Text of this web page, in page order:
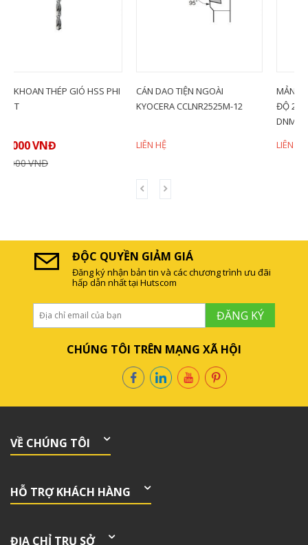
PHI
CÁN DAO TIỆN NGOÀI
KYOCERA CCLNR2525M-12
LIÊN HỆ
MẢNH DAO TIỆN HÌNH THOI 55
ĐỘ 2 MẶT KYOCERA
ĐỘC QUYỀN GIẢM GIÁ
Đăng ký nhận bản tin và các chương trình ưu đãi
hấp dẫn nhất tại Hutscom
ĐĂNG KÝ
CHÚNG TÔI TRÊN MẠNG XÃ HỘI
VỀ CHÚNG TÔI
HỖ TRỢ KHÁCH HÀNG
ĐỊA CHỈ TRỤ SỞ